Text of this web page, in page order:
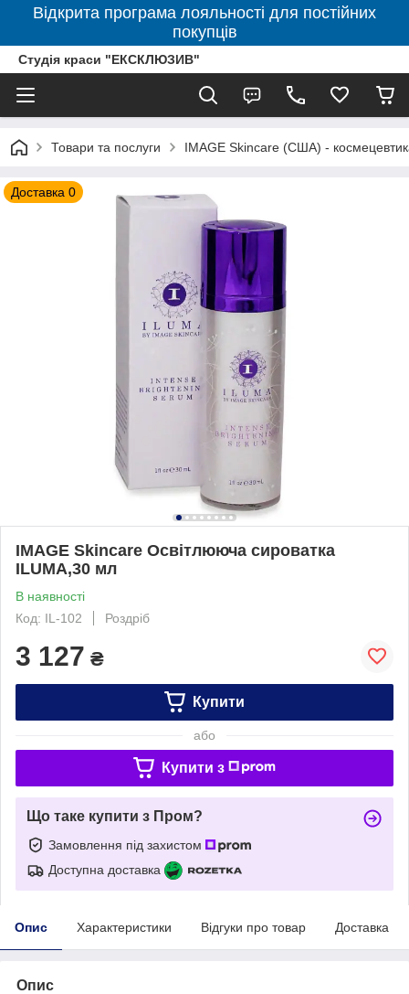
Відкрита програма лояльності для постійних
покупців
Студія краси "ЕКСКЛЮЗИВ"
Товари та послуги IMAGE Skincare (США) -
Доставка 0
IMAGE Skincare Освітлююча сироватка
ILUMA,30 мл
В наявності
Код: IL-102
Роздріб
3 127 ₴
Купити
або
Купити з
Що таке купити з Пром?
Замовлення під захистом
Доступна доставка
Опис Характеристики Відгуки про товар Доставка
Опис